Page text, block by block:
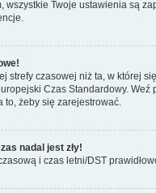
Twoje ustawienia są
strefy czasowej niż ta, w której
Czas Standardowy.
to, żeby się zarejestrować.
nadal jest zły!
i czas letni/DST